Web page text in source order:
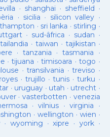
· shanghai · sheffield ·
· sicilia · silicon valley ·
· sri lanka · stirling ·
· sud-âfrica · sudan ·
tailandia ·taiwan · tajikistan ·
· tanzania ·tasmania ·
·tijuana ·timisoara ·togo ·
·transilvania ·treviso ·
·trujillo ·tunis ·turku ·
· uruguay · utah · utrecht ·
· vasterbotten · venezia
·vilnius ·virginia ·
· wellington · wien ·
· wyoming ·xipre · york·